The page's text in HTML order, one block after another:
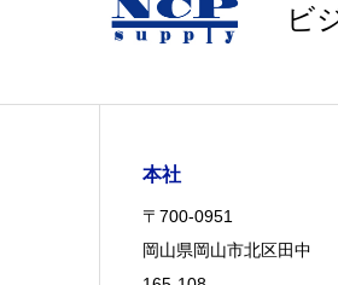
ビ
本社
〒700-0951
岡山県岡山市北区田中